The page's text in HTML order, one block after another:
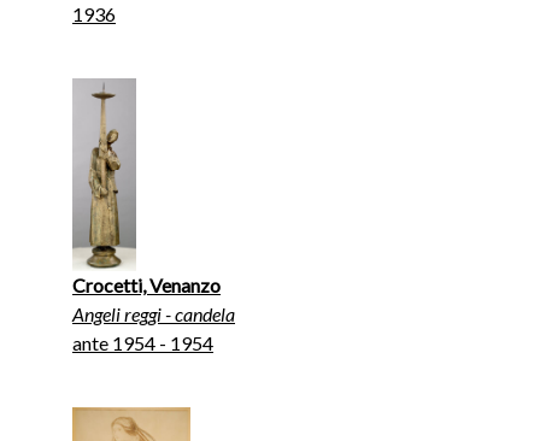
1936
Crocetti, Venanzo
Angeli reggi - candela
ante 1954 - 1954